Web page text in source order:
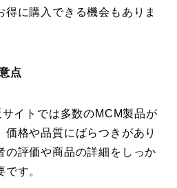
得に購入できる機会もありま
点
イトでは多数のMCM製品が
格や品質にばらつきがあり
の評価や商品の詳細をしっか
す。